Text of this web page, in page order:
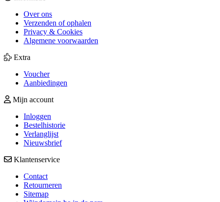
Over ons
Verzenden of ophalen
Privacy & Cookies
Algemene voorwaarden
Extra
Voucher
Aanbiedingen
Mijn account
Inloggen
Bestelhistorie
Verlanglijst
Nieuwsbrief
Klantenservice
Contact
Retourneren
Sitemap